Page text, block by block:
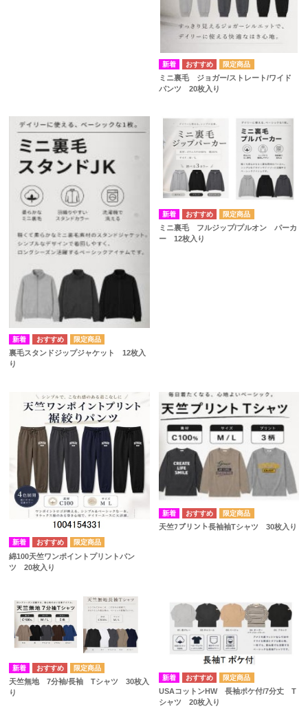
ミニ裏毛 ジョガー/ストレート/ワイド
パンツ 20枚入り
裏毛スタンドジップジャケット 12枚入
り
ミニ裏毛 フルジップ/プルオン パーカ
ー 12枚入り
綿100天竺ワンポイントプリントパン
ツ 20枚入り
天竺ﾌプリント長袖袖Tシャツ 30枚入り
天竺無地 7分袖/長袖 Tシャツ 30枚入
り
USAコットンHW 長袖ポケ付/7分丈 T
シャツ 20枚入り